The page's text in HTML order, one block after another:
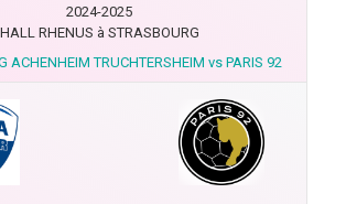
2024-2025
HALL RHENUS à STRASBOURG
ACHENHEIM TRUCHTERSHEIM vs PARIS 92